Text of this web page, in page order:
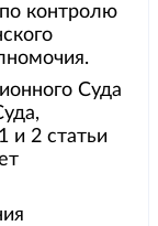
контролю
Суда
и 2 статьи